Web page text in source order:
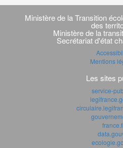
Navigation
transverse
Ministère de la Transition
des
Ministère de la
Secrétariat d'état
Mentions
Les sites
service-